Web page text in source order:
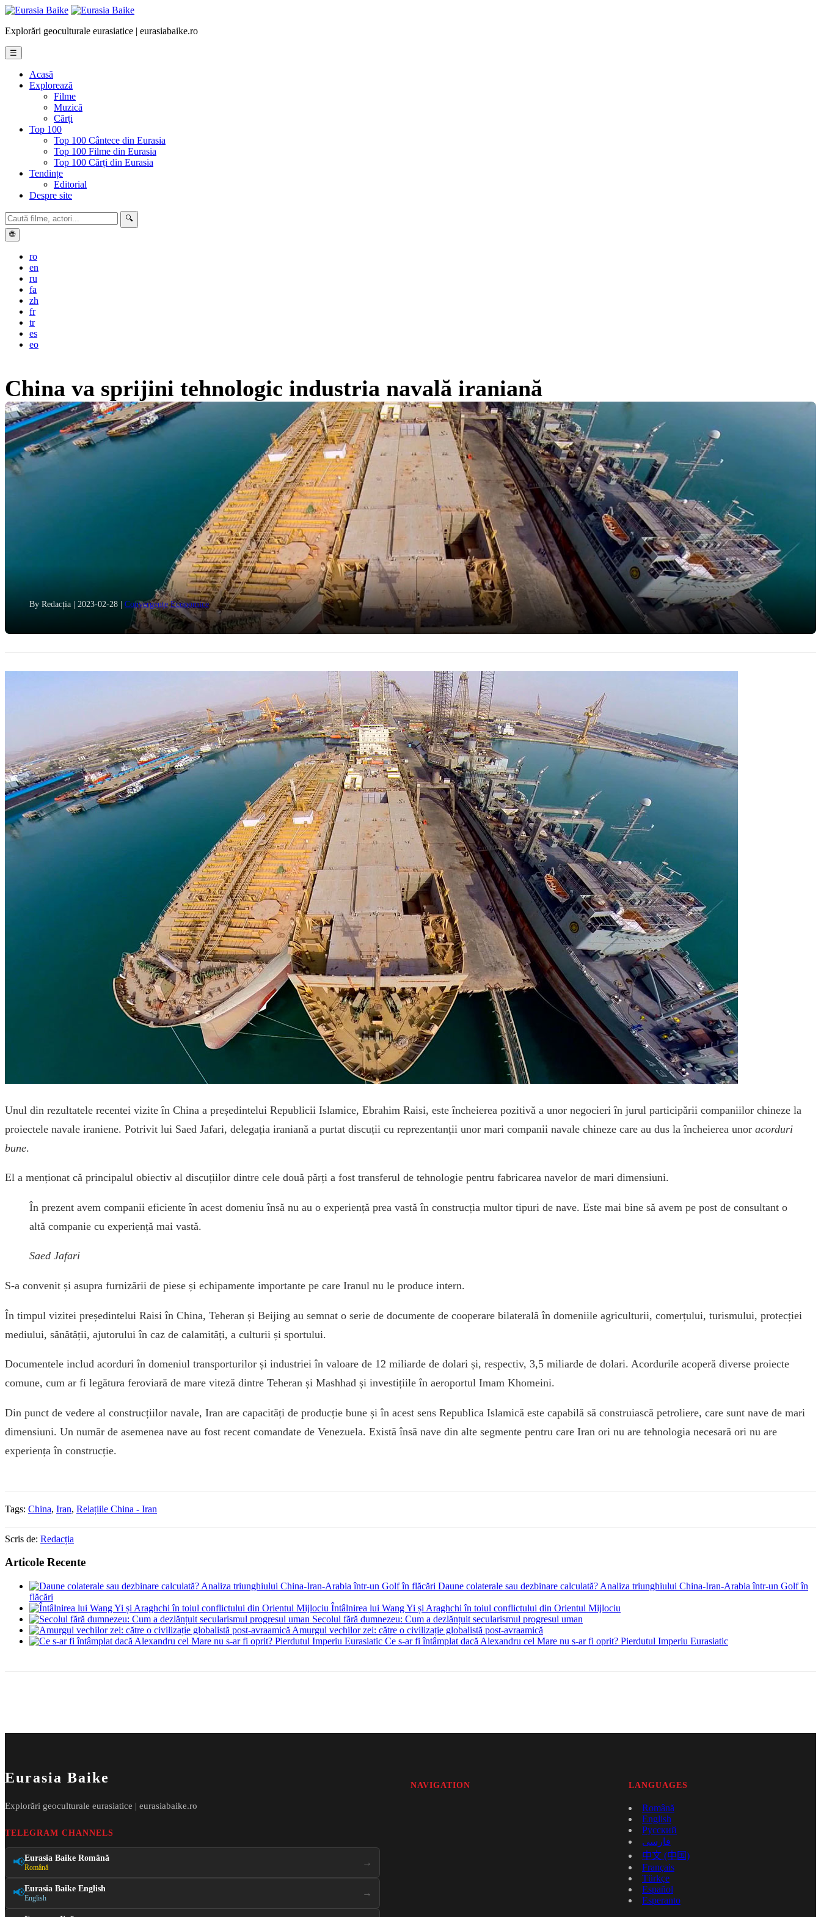
Explorări geoculturale eurasiatice | eurasiabaike.ro
☰
Acasă
Explorează
Filme
Muzică
Cărți
Top 100
Top 100 Cântece din Eurasia
Top 100 Filme din Eurasia
Top 100 Cărți din Eurasia
Tendințe
Editorial
Despre site
🔍
🌐
ro
en
ru
fa
zh
fr
tr
es
eo
China va sprijini tehnologic industria navală iraniană
By Redacția | 2023-02-28 | Convergențe Economice
Unul din rezultatele recentei vizite în China a președintelui Republicii Islamice, Ebrahim Raisi, este încheierea pozitivă a unor negocieri în jurul participării companiilor chineze la
proiectele navale iraniene. Potrivit lui Saed Jafari, delegația iraniană a purtat discuții cu reprezentanții unor mari companii navale chineze care au dus la încheierea unor acorduri
bune.
El a menționat că principalul obiectiv al discuțiilor dintre cele două părți a fost transferul de tehnologie pentru fabricarea navelor de mari dimensiuni.
În prezent avem companii eficiente în acest domeniu însă nu au o experiență prea vastă în construcția multor tipuri de nave. Este mai bine să avem pe post de consultant o
altă companie cu experiență mai vastă.
Saed Jafari
S-a convenit și asupra furnizării de piese și echipamente importante pe care Iranul nu le produce intern.
În timpul vizitei președintelui Raisi în China, Teheran și Beijing au semnat o serie de documente de cooperare bilaterală în domeniile agriculturii, comerțului, turismului, protecției
mediului, sănătății, ajutorului în caz de calamități, a culturii și sportului.
Documentele includ acorduri în domeniul transporturilor și industriei în valoare de 12 miliarde de dolari și, respectiv, 3,5 miliarde de dolari. Acordurile acoperă diverse proiecte
comune, cum ar fi legătura feroviară de mare viteză dintre Teheran și Mashhad și investițiile în aeroportul Imam Khomeini.
Din punct de vedere al construcțiilor navale, Iran are capacități de producție bune și în acest sens Republica Islamică este capabilă să construiască petroliere, care sunt nave de mari
dimensiuni. Un număr de asemenea nave au fost recent comandate de Venezuela. Există însă nave din alte segmente pentru care Iran ori nu are tehnologia necesară ori nu are
experiența în construcție.
Tags: China, Iran, Relațiile China - Iran
Scris de: Redacția
Articole Recente
Daune colaterale sau dezbinare calculată? Analiza triunghiului China-Iran-Arabia într-un Golf în
flăcări
Întâlnirea lui Wang Yi și Araghchi în toiul conflictului din Orientul Mijlociu
Secolul fără dumnezeu: Cum a dezlănțuit secularismul progresul uman
Amurgul vechilor zei: către o civilizație globalistă post-avraamică
Ce s-ar fi întâmplat dacă Alexandru cel Mare nu s-ar fi oprit? Pierdutul Imperiu Eurasiatic
Eurasia Baike
Explorări geoculturale eurasiatice | eurasiabaike.ro
TELEGRAM CHANNELS
📢Eurasia Baike Română
Română →
📢Eurasia Baike English
English →
NAVIGATION LANGUAGES
Română
English
Русский
فارسی
中文 (中国)
Français
Türkçe
Español
Esperanto